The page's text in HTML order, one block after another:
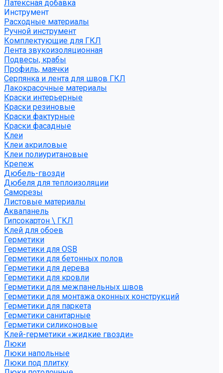
Латексная добавка
Инструмент
Расходные материалы
Ручной инструмент
Комплектующие для ГКЛ
Лента звукоизоляционная
Подвесы, крабы
Профиль, маячки
Серпянка и лента для швов ГКЛ
Лакокрасочные материалы
Краски интерьерные
Краски резиновые
Краски фактурные
Краски фасадные
Клеи
Клеи акриловые
Клеи полиуритановые
Крепеж
Дюбель-гвозди
Дюбеля для теплоизоляции
Саморезы
Листовые материалы
Аквапанель
Гипсокартон \ ГКЛ
Клей для обоев
Герметики
Герметики для OSB
Герметики для бетонных полов
Герметики для дерева
Герметики для кровли
Герметики для межпанельных швов
Герметики для монтажа оконных конструкций
Герметики для паркета
Герметики санитарные
Герметики силиконовые
Клей-герметики «жидкие гвозди»
Люки
Люки напольные
Люки под плитку